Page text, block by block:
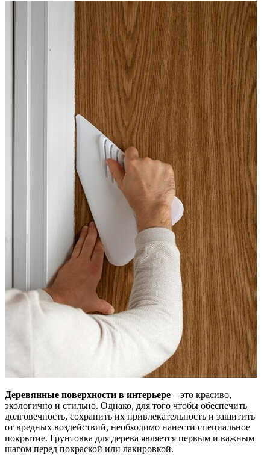
Деревянные поверхности в интерьере – это красиво,
экологично и стильно. Однако, для того чтобы обеспечить
долговечность, сохранить их привлекательность и защитить
от вредных воздействий, необходимо нанести специальное
покрытие. Грунтовка для дерева является первым и важным
шагом перед покраской или лакировкой.